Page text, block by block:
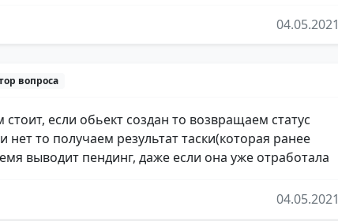
04.05.2021
вопроса
если обьект создан то возвращаем статус
нет то получаем результат таски(которая ранее
выводит пендинг, даже если она уже отработала
04.05.2021